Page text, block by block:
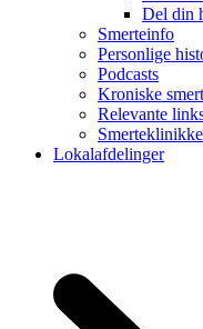
Del din
Smerteinfo
Personlige
Podcasts
Kroniske
Relevante
Lokalafdelinger